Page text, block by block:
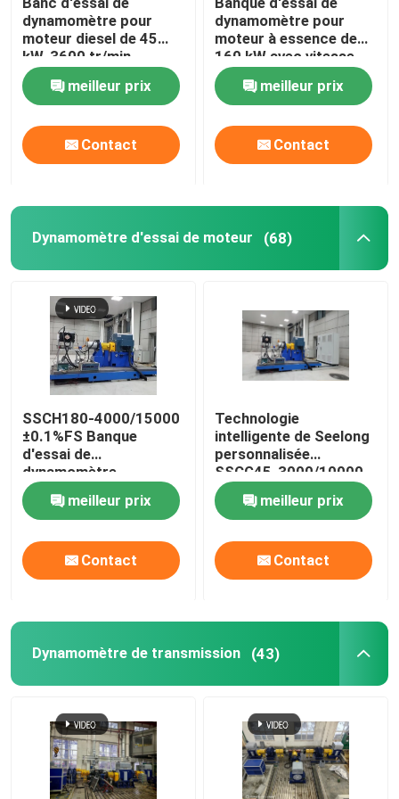
Banc d'essai de moteur
capteur de pression de haute précision
Banc d'essai de boîte de vitesses
Module par acquisition de données portatif
reliez vite l'accouplement
Moteur électrique d'entraînement
Climatiseur de poussée
Machine de traitement de liquide réfrigérant
Eddy Current Dynamometer
Dynamomètre hydraulique
dynamomètre pour
moteur diesel de 45
kW, 3600 tr/min,
précision 0,05 % de
l'échellemeilleur prix
Contact
dynamomètre pour
moteur à essence de
160 kW avec vitesse
maximale de 9000
tr/min meilleur prix
Contact
Dynamomètre d'essai de moteur (68)
SSCH180-4000/15000
±0.1%FS Banque
d'essai de
dynamomètre
électrique à moteur AC
asynchrone à nouvelle
énergie à haute
précision
meilleur prix
Contact
Technologie
intelligente de Seelong
personnalisée
SSCG45-3000/10000
45Kw Lit de test de
performance du
moteur
meilleur prix
Contact
Dynamomètre de transmission (43)